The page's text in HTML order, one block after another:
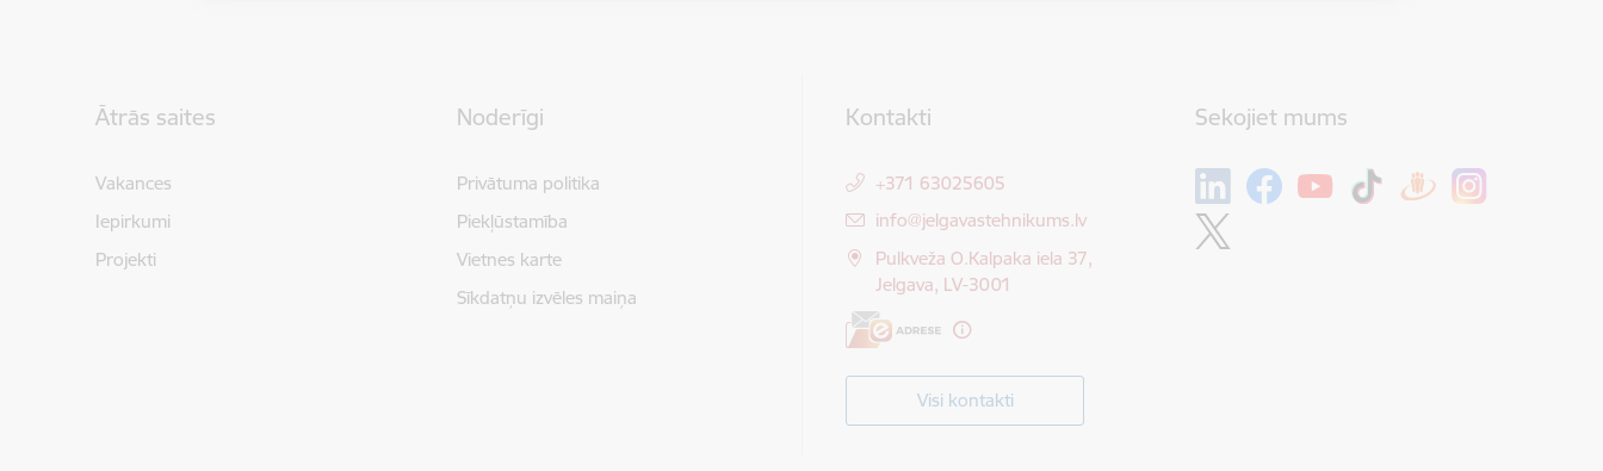
Ātrās saites
Vakances
Iepirkumi
Projekti
Noderīgi
Privātuma politika
Piekļūstamība
Vietnes karte
Sīkdatņu izvēles maiņa
Kontakti
+371 63025605
E-pasts:
info@jelgavastehnikums.lv
Pulkveža O.Kalpaka iela 37,
Jelgava, LV-3001
Visi kontakti
Sekojiet mums